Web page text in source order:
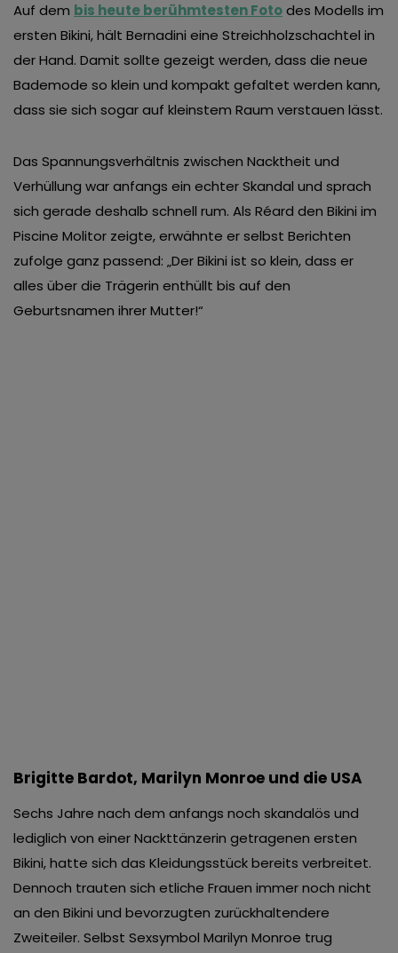
Auf dem bis heute berühmtesten Fotodes Modells im
ersten Bikini, hält Bernadini eine Streichholzschachtel in
der Hand. Damit sollte gezeigt werden, dass die neue
Bademode so klein und kompakt gefaltet werden kann,
dass sie sich sogar auf kleinstem Raum verstauen lässt.
Das Spannungsverhältnis zwischen Nacktheit und
Verhüllung war anfangs ein echter Skandal und sprach
sich gerade deshalb schnell rum. Als Réard den Bikini im
Piscine Molitor zeigte, erwähnte er selbst Berichten
zufolge ganz passend: „Der Bikini ist so klein, dass er
alles über die Trägerin enthüllt bis auf den
Geburtsnamen ihrer Mutter!“
Brigitte Bardot, Marilyn Monroe und die USA
Sechs Jahre nach dem anfangs noch skandalös und
lediglich von einer Nackttänzerin getragenen ersten
Bikini, hatte sich das Kleidungsstück bereits verbreitet.
Dennoch trauten sich etliche Frauen immer noch nicht
an den Bikini und bevorzugten zurückhaltendere
Zweiteiler. Selbst Sexsymbol Marilyn Monroe trug